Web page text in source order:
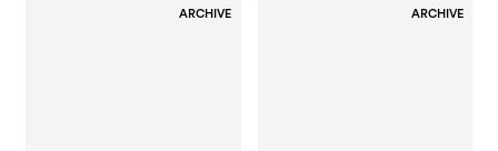
ARCHIVE ARCHIVE